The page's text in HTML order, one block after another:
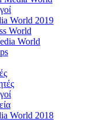
World 2019
World
World
World 2018